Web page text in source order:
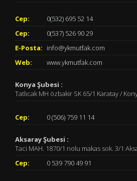
Cep:
0(532) 695 52 14
Cep:
0(537) 526 90 29
E-Posta: info@ykmutfak.com
Web:
www.ykmutfak.com
Konya Şubesi :
Tatlıcak MH özbakir SK 65/1 Karatay /
Cep: 0 (506) 759 11 14
Aksaray Şubesi :
Taci MAH. 1870/1 nolu makas sok. 3/1
Cep:
0 539 790 49 91